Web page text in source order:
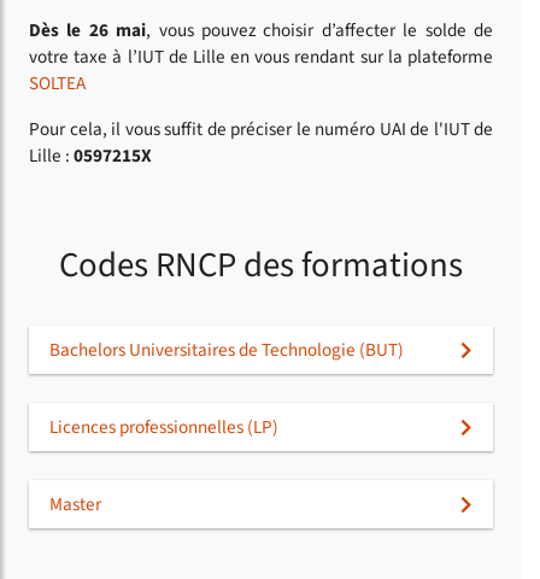
Dès le 26 mai, vous pouvez choisir d’affecter le solde de
votre taxe à l’IUT de Lille en vous rendant sur la plateforme
SOLTEA
Pour cela, il vous suffit de préciser le numéro UAI de l'IUT de
Lille :0597215X
Codes RNCP des formations
Bachelors Universitaires de Technologie (BUT)
Licences professionnelles (LP)
Master